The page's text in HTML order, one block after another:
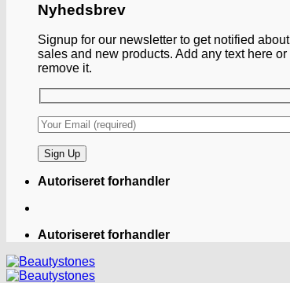
Nyhedsbrev
Signup for our newsletter to get notified about
sales and new products. Add any text here or
remove it.
Autoriseret forhandler
Autoriseret forhandler